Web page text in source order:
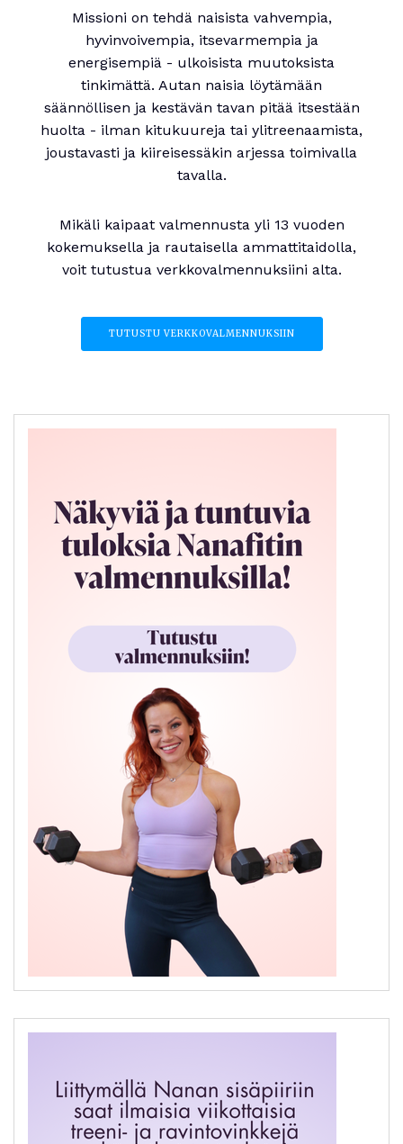
Missioni on tehdä naisista vahvempia,
hyvinvoivempia, itsevarmempia ja
energisempiä - ulkoisista muutoksista
tinkimättä. Autan naisia löytämään
säännöllisen ja kestävän tavan pitää itsestään
huolta - ilman kitukuureja tai ylitreenaamista,
joustavasti ja kiireisessäkin arjessa toimivalla
tavalla.
Mikäli kaipaat valmennusta yli 13 vuoden
kokemuksella ja rautaisella ammattitaidolla,
voit tutustua verkkovalmennuksiini alta.
TUTUSTU VERKKOVALMENNUKSIIN